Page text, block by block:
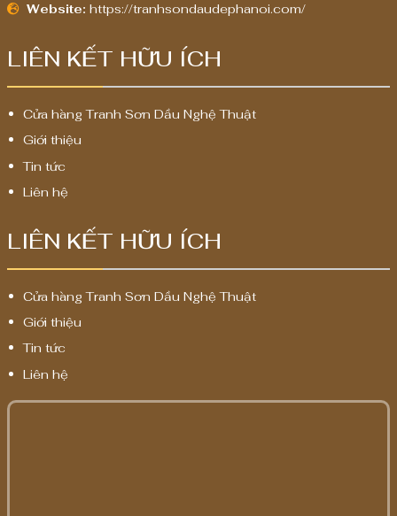
Website: https://tranhsondaudephanoi.com/
LIÊN KẾT HỮU ÍCH
Cửa hàng Tranh Sơn Dầu Nghệ Thuật
Giới thiệu
Tin tức
Liên hệ
LIÊN KẾT HỮU ÍCH
Cửa hàng Tranh Sơn Dầu Nghệ Thuật
Giới thiệu
Tin tức
Liên hệ